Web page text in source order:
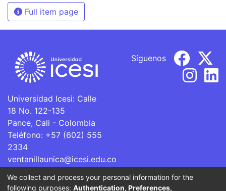
Full item page
Universidad Icesi: Calle
18 No. 122-135
Pance, Cali - Colombia
Teléfono: +57 (602) 555
2334
ventanillaunica@icesi.edu.co
Síguenos
La Universidad Icesi es una Institución de Educación
We collect and process your personal information for the
following purposes: Authentication, Preferences,